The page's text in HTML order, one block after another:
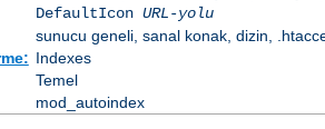
DefaultIcon URL-yolu
sunucu geneli, sanal konak, dizin,
Indexes
Temel
mod_autoindex